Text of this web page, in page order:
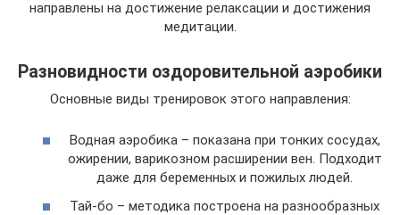
направлены на достижение релаксации и достижения
медитации.
Разновидности оздоровительной аэробики
Основные виды тренировок этого направления:
Водная аэробика – показана при тонких сосудах,
ожирении, варикозном расширении вен. Подходит
даже для беременных и пожилых людей.
Тай-бо – методика построена на разнообразных